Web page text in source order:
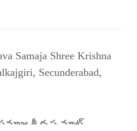
Samaja Shree Krishna
Secunderabad,
శ్రీ కృష్ణ మాట్ ,